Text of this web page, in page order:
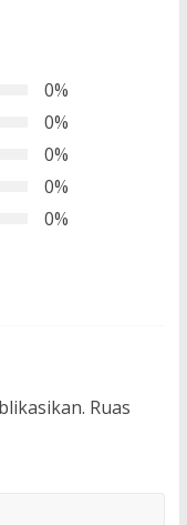
0%
0%
0%
0%
0%
Ruas